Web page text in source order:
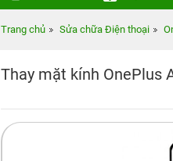
Trang chủ Sửa chữa Điện thoại
Thay mặt kính OnePlus